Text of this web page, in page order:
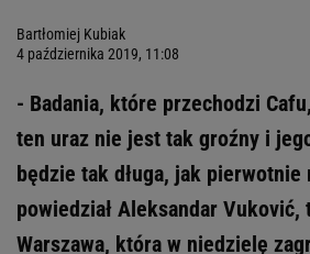
Bartłomiej Kubiak
4 października 2019, 11:08
- Badania, które przechodzi
ten uraz nie jest tak groźny i
będzie tak długa, jak
powiedział Aleksandar
Warszawa, która w niedzielę